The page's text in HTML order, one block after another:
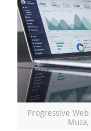
Progressive